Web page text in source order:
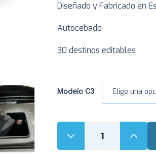
Diseñado y Fabricado en
Autocebado
30 destinos editables
Modelo C3